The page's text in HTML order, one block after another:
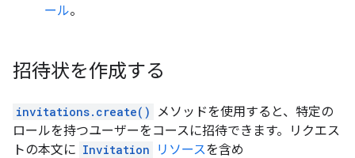
ール。
招待状を作成する
invitations.create()
メソッドを使用すると、特定の
ロールを持つユーザーをコースに招待できます。リクエス
トの本文に Invitation リソースを含め